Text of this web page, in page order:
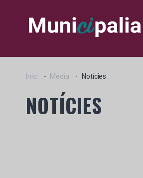
Inici Media Notícies
NOTÍCIES